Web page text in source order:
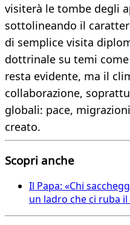
visiterà le tombe degli
sottolineando il
di semplice visita
dottrinale su temi
resta evidente, ma il
collaborazione,
globali: pace,
creato.
Scopri anche
Il Papa: «Chi
un ladro che ci ruba